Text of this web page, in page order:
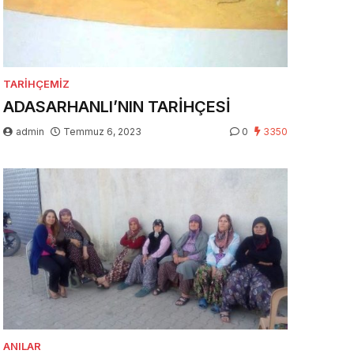
TARIHÇEMIZ
ADASARHANLI’NIN TARİHÇESİ
admin Temmuz 6, 2023 0 3350
ANILAR